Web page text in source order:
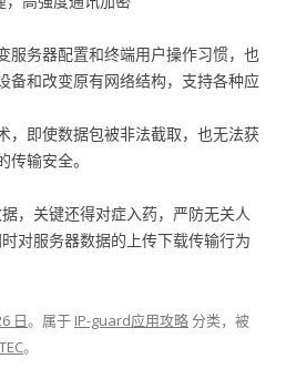
服务器配置和终端用户操作习惯，也
备和改变原有网络结构，支持各种应
，即使数据包被非法截取，也无法获
输安全。
，关键还得对症入药，严防无关人
对服务器数据的上传下载传输行为
日。属于 IP-guard应用攻略分类，被
TEC。